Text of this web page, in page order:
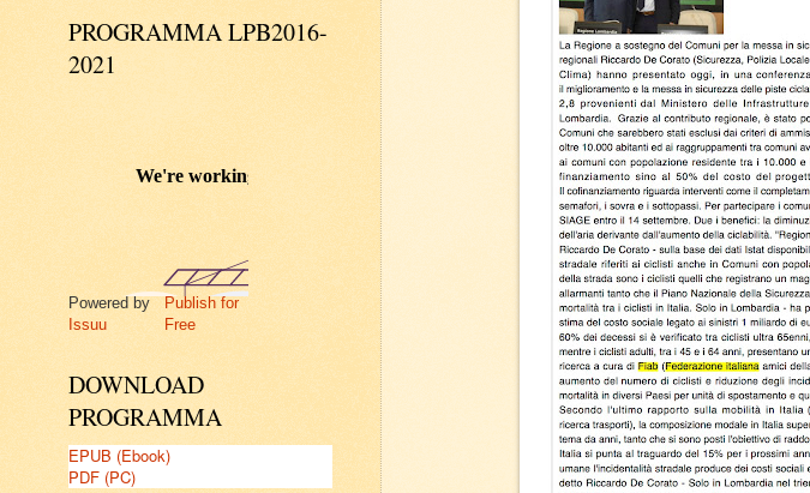
PROGRAMMA LPB2016-
2021
Powered by
Issuu
Publish for
Free
DOWNLOAD
PROGRAMMA
EPUB (Ebook)
PDF (PC)